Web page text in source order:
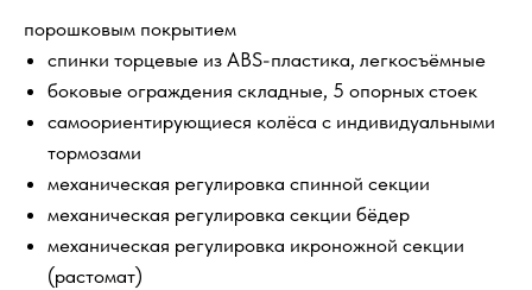
порошковым покрытием
спинки торцевые из ABS-пластика, легкосъёмные
боковые ограждения складные, 5 опорных стоек
самоориентирующиеся колёса с индивидуальными
тормозами
механическая регулировка спинной секции
механическая регулировка секции бёдер
механическая регулировка икроножной секции
(растомат)